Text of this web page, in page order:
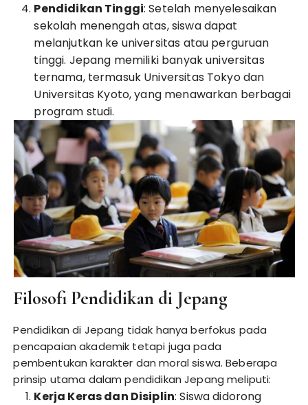
Pendidikan Tinggi: Setelah menyelesaikan
sekolah menengah atas, siswa dapat
melanjutkan ke universitas atau perguruan
tinggi. Jepang memiliki banyak universitas
ternama, termasuk Universitas Tokyo dan
Universitas Kyoto, yang menawarkan berbagai
program studi.
Filosofi Pendidikan di Jepang
Pendidikan di Jepang tidak hanya berfokus pada
pencapaian akademik tetapi juga pada
pembentukan karakter dan moral siswa. Beberapa
prinsip utama dalam pendidikan Jepang meliputi:
Kerja Keras dan Disiplin: Siswa didorong